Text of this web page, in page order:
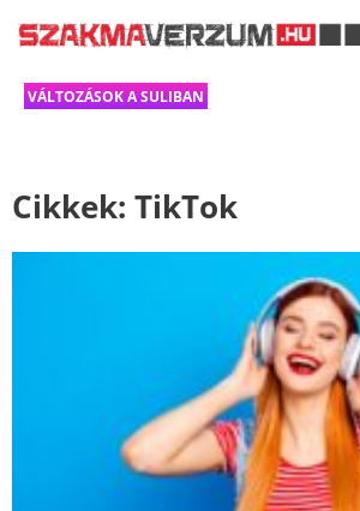
VÁLTOZÁSOK A SULIBAN
Cikkek: TikTok